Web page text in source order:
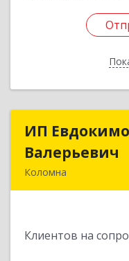
ИП
Валерьевич
Коломна
Клиентов на